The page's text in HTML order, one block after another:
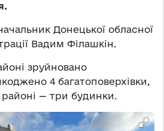
Донецької обласної
Вадим Філашкін.
зруйновано
4 багатоповерхівки,
— три будинки.